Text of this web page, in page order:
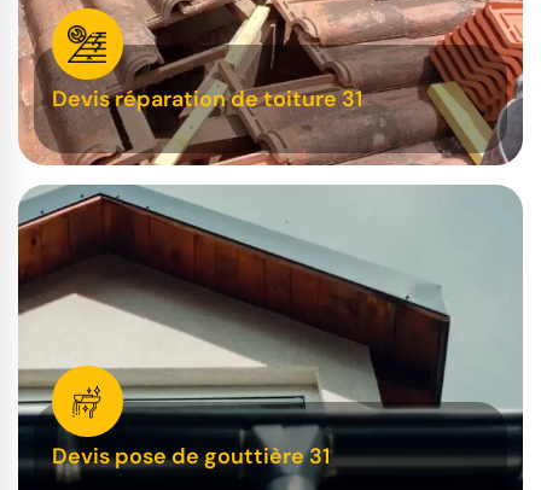
Devis réparation de toiture 31
Devis pose de gouttière 31